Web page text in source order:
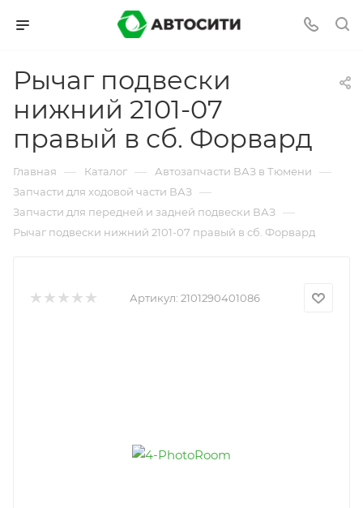
Рычаг подвески
нижний 2101-07
правый в сб. Форвард
Главная — Каталог — Автозапчасти ВАЗ в Тюмени —
Запчасти для ходовой части ВАЗ —
Запчасти для передней и задней подвески ВАЗ —
Рычаг подвески нижний 2101-07 правый в сб. Форвард
Артикул: 2101290401086